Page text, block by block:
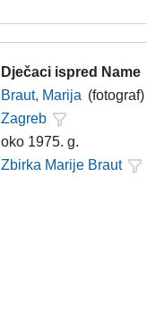
Dječaci ispred Name
Braut, Marija (fotograf)
Zagreb
oko 1975. g.
Zbirka Marije Braut